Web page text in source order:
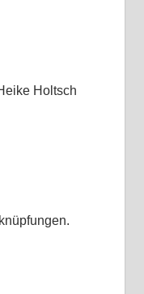
Holtsch